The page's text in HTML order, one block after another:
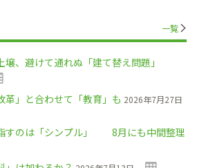
一覧
、避けて通れぬ「建て替え問題」
革」と合わせて「教育」も 2026年7月27日
すのは「シンプル」 8月にも中間整理